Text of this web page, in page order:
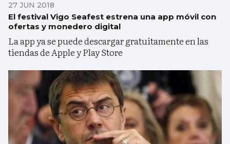
27 JUN 2018
El festival Vigo Seafest estrena una app móvil con
ofertas y monedero digital
La app ya se puede descargar gratuitamente en las
tiendas de Apple y Play Store